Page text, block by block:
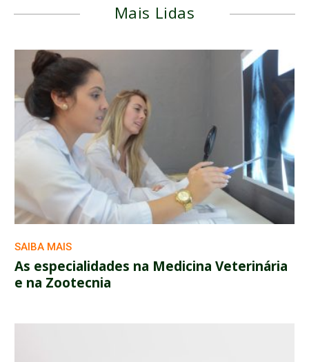
Mais Lidas
SAIBA MAIS
As especialidades na Medicina Veterinária
e na Zootecnia